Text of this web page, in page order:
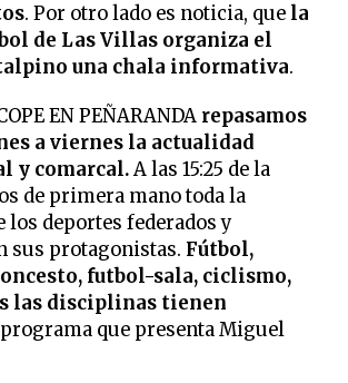
. Por otro lado es noticia, que la
de Las Villas organiza el
una chala informativa.
EN PEÑARANDA repasamos
a viernes la actualidad
y comarcal.A las 15:25 de la
de primera mano toda la
deportes federados y
sus protagonistas. Fútbol,
futbol-sala, ciclismo,
las disciplinas tienen
programa que presenta Miguel